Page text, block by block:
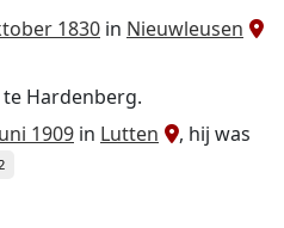
1830 in Nieuwleusen
Hardenberg.
1909 in Lutten
, hij was